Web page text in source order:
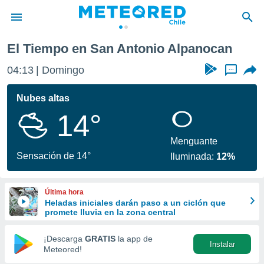
de
por
que se
calidad.
a este
las
y
forma
digital
basada
El Tiempo en San Antonio Alpanocan
04:13 Domingo ...
Nubes altas
14°
Sensación de 14°
Menguante
Iluminada: 12%
Última hora
Heladas iniciales darán paso a un ciclón que
promete lluvia en la zona central
¡Descarga GRATIS la app de
Meteored!
Instalar